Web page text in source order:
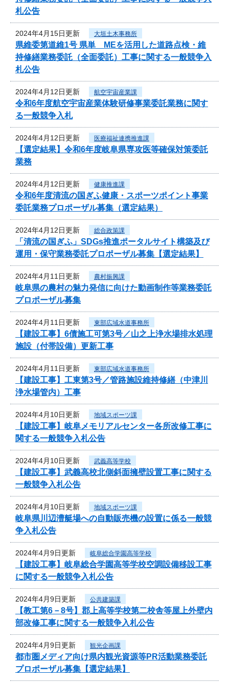
札公告
2024年4月15日更新 大垣土木事務所
県維委第道維1号 県単 MEを活用した道路点検・維
持修繕業務委託（全面委託）工事に関する一般競争入
札公告
2024年4月12日更新 航空宇宙産業課
令和6年度航空宇宙産業体験研修事業委託業務に関す
る一般競争入札
2024年4月12日更新 医療福祉連携推進課
【選定結果】令和6年度岐阜県専攻医等確保対策委託
業務
2024年4月12日更新 健康推進課
令和6年度清流の国ぎふ健康・スポーツポイント事業
委託業務プロポーザル募集（選定結果）
2024年4月12日更新 総合政策課
「清流の国ぎふ」SDGs推進ポータルサイト構築及び
運用・保守業務委託プロポーザル募集【選定結果】
2024年4月11日更新 農村振興課
岐阜県の農村の魅力発信に向けた動画制作等業務委託
プロポーザル募集
2024年4月11日更新 東部広域水道事務所
【建設工事】6債施工可第3号／山之上浄水場排水処理
施設（付帯設備）更新工事
2024年4月11日更新 東部広域水道事務所
【建設工事】工東第3号／管路施設維持修繕（中津川
浄水場管内）工事
2024年4月10日更新 地域スポーツ課
【建設工事】岐阜メモリアルセンター各所改修工事に
関する一般競争入札公告
2024年4月10日更新 武義高等学校
【建設工事】武義高校北側斜面擁壁設置工事に関する
一般競争入札公告
2024年4月10日更新 地域スポーツ課
岐阜県川辺漕艇場への自動販売機の設置に係る一般競
争入札公告
2024年4月9日更新 岐阜総合学園高等学校
【建設工事】岐阜総合学園高等学校空調設備移設工事
に関する一般競争入札公告
2024年4月9日更新 公共建築課
【教工第6－8号】郡上高等学校第二校舎等屋上外壁内
部改修工事に関する一般競争入札公告
2024年4月9日更新 観光企画課
都市圏メディア向け県内観光資源等PR活動業務委託
プロポーザル募集【選定結果】